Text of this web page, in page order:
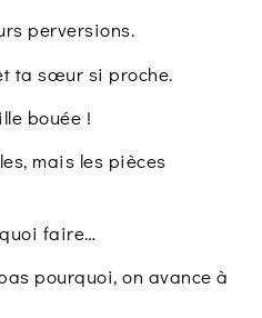
perversions.
ta sœur si proche.
bouée !
mais les pièces
faire…
pourquoi, on avance à